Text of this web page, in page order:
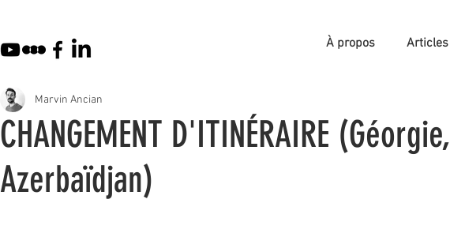
À propos Articles
CHANGEMENT D'ITINÉRAIRE (Géorgie,
Azerbaïdjan)
Marvin Ancian